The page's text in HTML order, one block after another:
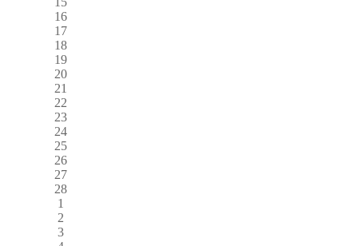
16
17
18
19
20
21
22
23
24
25
26
27
28
1
2
3